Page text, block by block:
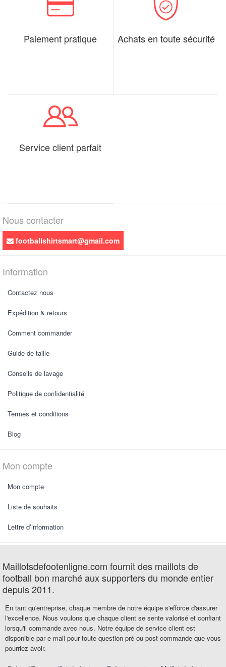
Paiement pratique Achats en toute sécurité
Service client parfait
Nous contacter
footballshirtsmart@gmail.com
Information
Contactez nous
Expédition & retours
Comment commander
Guide de taille
Conseils de lavage
Politique de confidentialité
Termes et conditions
Blog
Mon compte
Mon compte
Liste de souhaits
Lettre d’information
Maillotsdefootenligne.com fournit des maillots de
football bon marché aux supporters du monde entier
depuis 2011.
En tant qu'entreprise, chaque membre de notre équipe s'efforce d'assurer
l'excellence. Nous voulons que chaque client se sente valorisé et confiant
lorsqu'il commande avec nous. Notre équipe de service client est
disponible par e-mail pour toute question pré ou post-commande que vous
pourriez avoir.